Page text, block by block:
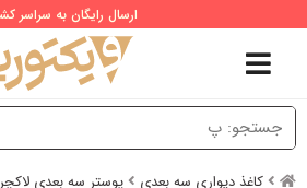
ارسال رایگان به سراسر
کاغذ دیواری سه بعدی پوستر سه بعدی